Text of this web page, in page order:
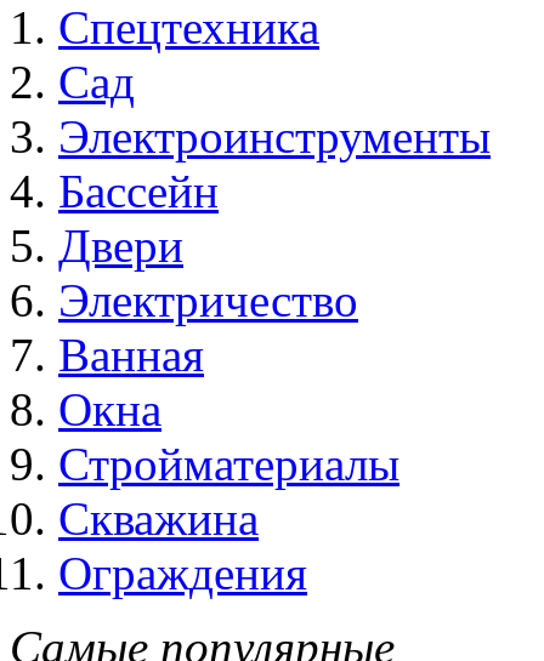
Спецтехника
Сад
Электроинструменты
Бассейн
Двери
Электричество
Ванная
Окна
Стройматериалы
Скважина
Ограждения
Самые популярные